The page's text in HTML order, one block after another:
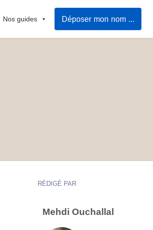
Nos guides Déposer mon nom de société
RÉDIGÉ PAR
Mehdi Ouchallal